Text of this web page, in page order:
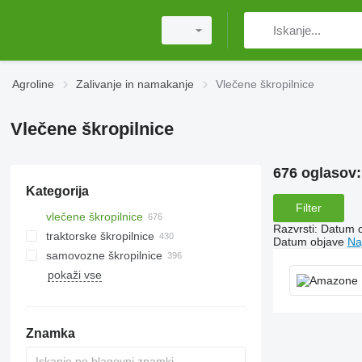
Agroline Zalivanje in namakanje Vlečene škropilnice
Vlečene škropilnice
Kategorija
vlečene škropilnice
traktorske škropilnice
samovozne škropilnice
pokaži vse
Znamka
676 oglasov:
Filter
Razvrsti: Datum
Datum objave